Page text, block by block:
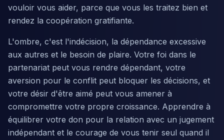
vouloir vous aider, parce que vous les traitez bien et
rendez la coopération gratifiante.
L'ombre, c'est l'indécision, la dépendance excessive
aux autres et le besoin de plaire. Votre foi dans le
partenariat peut vous rendre dépendant, votre
aversion pour le conflit peut bloquer les décisions, et
votre désir d'être aimé peut vous amener à
compromettre votre propre croissance. Apprendre à
équilibrer votre don pour la relation avec un jugement
indépendant et le courage de vous tenir seul quand il